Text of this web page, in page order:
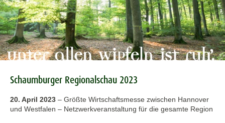
Schaumburger Regionalschau 2023
20. April 2023 – Größte Wirtschaftsmesse zwischen Hannover
und Westfalen – Netzwerkveranstaltung für die gesamte Region